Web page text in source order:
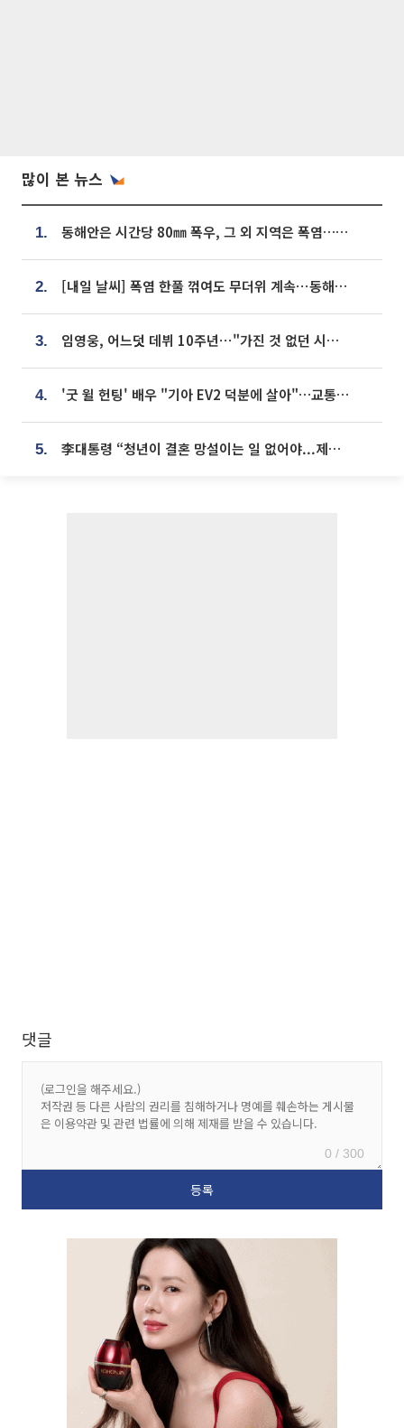
많이 본 뉴스
1. 동해안은 시간당 80㎜ 폭우, 그 외 지역은 폭염…‘극과 극 날씨’
2. [내일 날씨] 폭염 한풀 꺾여도 무더위 계속⋯동해안 이틀 연속 비
3. 임영웅, 어느덧 데뷔 10주년⋯"가진 것 없던 시절, 내 앞엔 20명의 팬뿐"
4. '굿 윌 헌팅' 배우 "기아 EV2 덕분에 살아"…교통사고 후 안전성 극찬
5. 李대통령 “청년이 결혼 망설이는 일 없어야...제도상 불이익 조사”
댓글
0 / 300